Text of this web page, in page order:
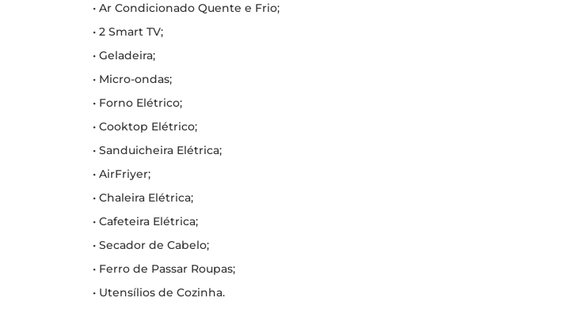
• Ar Condicionado Quente e Frio;
• 2 Smart TV;
• Geladeira;
• Micro-ondas;
• Forno Elétrico;
• Cooktop Elétrico;
• Sanduicheira Elétrica;
• AirFriyer;
• Chaleira Elétrica;
• Cafeteira Elétrica;
• Secador de Cabelo;
• Ferro de Passar Roupas;
• Utensílios de Cozinha.